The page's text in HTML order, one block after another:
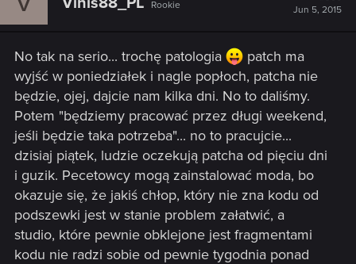
Rookie
Jun 5, 2015
No tak na serio... trochę patologia
patch ma
wyjść w poniedziałek i nagle popłoch, patcha nie
będzie, ojej, dajcie nam kilka dni. No to daliśmy.
Potem "będziemy pracować przez długi weekend,
jeśli będzie taka potrzeba"... no to pracujcie...
dzisiaj piątek, ludzie oczekują patcha od pięciu dni
i guzik. Pecetowcy mogą zainstalować moda, bo
okazuje się, że jakiś chłop, który nie zna kodu od
podszewki jest w stanie problem załatwić, a
studio, które pewnie obklejone jest fragmentami
kodu nie radzi sobie od pewnie tygodnia ponad